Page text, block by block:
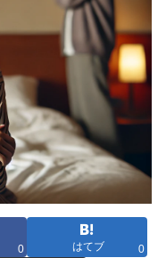
0 はてブ 0